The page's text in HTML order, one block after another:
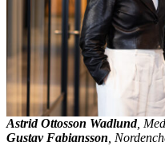
Astrid Ottosson Wadlund,
Gustav Fabiansson ,